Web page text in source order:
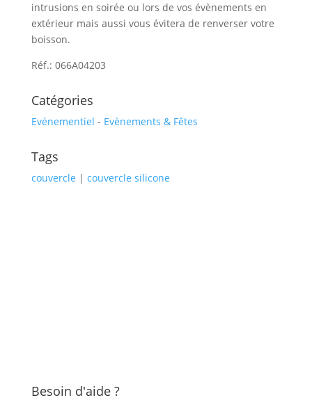
intrusions en soirée ou lors de vos évènements en
extérieur mais aussi vous évitera de renverser votre
boisson.
Réf.: 066A04203
Catégories
Evénementiel - Evènements & Fêtes
Tags
couvercle | couvercle silicone
Besoin d'aide ?